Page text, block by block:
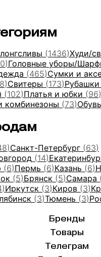
(1436)Худи/
)Головные уборы/
(465)Сумки и
)Свитеры (173)Рубашки
(102)Платья и юбки (96)
комбинезоны (73)Обувь
)Санкт-Петербург (63)
(14)
(6)Пермь (6)Казань (6)
(5)Брянск (5)Самара
)Иркутск (3)Киров (3)
(3)Тюмень (3)
Бренды
Товары
Телеграм